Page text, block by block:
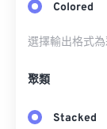
Colored
選擇輸出格式為
聚類
Stacked